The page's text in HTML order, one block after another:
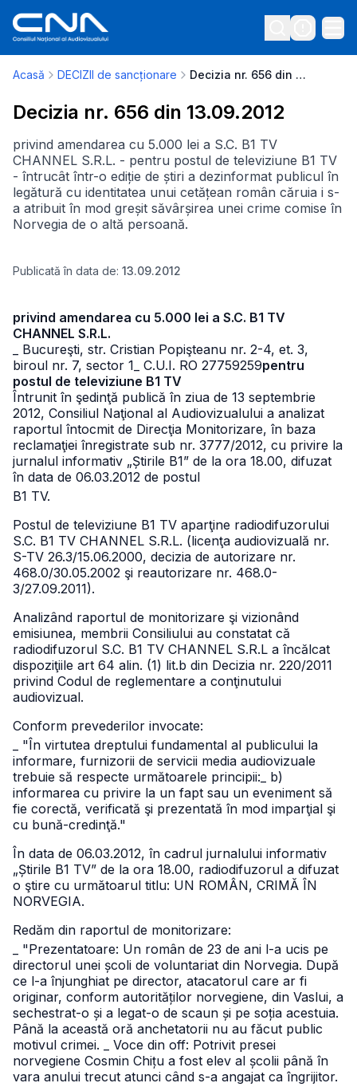
Acasă DECIZII de sancționare Decizia nr. 656 din 13.09.2012
Decizia nr. 656 din 13.09.2012
privind amendarea cu 5.000 lei a S.C. B1 TV
CHANNEL S.R.L. - pentru postul de televiziune B1 TV
- întrucât într-o ediție de știri a dezinformat publicul în
legătură cu identitatea unui cetățean român căruia i s-
a atribuit în mod greșit săvârșirea unei crime comise în
Norvegia de o altă persoană.
Publicată în data de: 13.09.2012
privind amendarea cu 5.000 lei a S.C. B1 TV
CHANNEL S.R.L.
_ Bucureşti, str. Cristian Popişteanu nr. 2-4, et. 3,
biroul nr. 7, sector 1 _ C.U.I. RO 27759259pentru
postul de televiziune B1 TV
Întrunit în şedinţă publică în ziua de 13 septembrie
2012, Consiliul Naţional al Audiovizualului a analizat
raportul întocmit de Direcţia Monitorizare, în baza
reclamaţiei înregistrate sub nr. 3777/2012, cu privire la
jurnalul informativ „Știrile B1” de la ora 18.00, difuzat
în data de 06.03.2012 de postul
B1 TV.
Postul de televiziune B1 TV aparţine radiodifuzorului
S.C. B1 TV CHANNEL S.R.L. (licenţa audiovizuală nr.
S-TV 26.3/15.06.2000, decizia de autorizare nr.
468.0/30.05.2002 şi reautorizare nr. 468.0-
3/27.09.2011).
Analizând raportul de monitorizare şi vizionând
emisiunea, membrii Consiliului au constatat că
radiodifuzorul S.C. B1 TV CHANNEL S.R.L a încălcat
dispoziţiile art 64 alin. (1) lit.b din Decizia nr. 220/2011
privind Codul de reglementare a conţinutului
audiovizual.
Conform prevederilor invocate:
_ "În virtutea dreptului fundamental al publicului la
informare, furnizorii de servicii media audiovizuale
trebuie să respecte următoarele principii: _ b)
informarea cu privire la un fapt sau un eveniment să
fie corectă, verificată şi prezentată în mod imparţial şi
cu bună-credinţă."
În data de 06.03.2012, în cadrul jurnalului informativ
„Știrile B1 TV” de la ora 18.00, radiodifuzorul a difuzat
o ştire cu următoarul titlu: UN ROMÂN, CRIMĂ ÎN
NORVEGIA.
Redăm din raportul de monitorizare:
_ "Prezentatoare: Un român de 23 de ani l-a ucis pe
directorul unei școli de voluntariat din Norvegia. După
ce l-a înjunghiat pe director, atacatorul care ar fi
originar, conform autorităților norvegiene, din Vaslui, a
sechestrat-o și a legat-o de scaun și pe soția acestuia.
Până la această oră anchetatorii nu au făcut public
motivul crimei.
_ Voce din off: Potrivit presei
norvegiene Cosmin Chițu a fost elev al școlii până în
vara anului trecut atunci când s-a angajat ca îngrijitor.